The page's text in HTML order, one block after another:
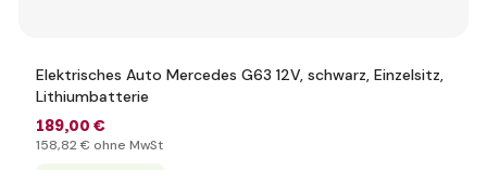
Elektrisches Auto Mercedes G63 12V, schwarz, Einzelsitz,
Lithiumbatterie
189,00 €
158,82 € ohne MwSt